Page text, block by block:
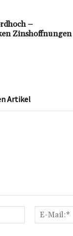
–
Zinshoffnungen
Artikel
Name:*